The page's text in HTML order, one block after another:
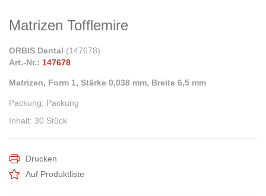
Matrizen Tofflemire
ORBIS Dental (147678)
Art.-Nr.: 147678
Matrizen, Form 1, Stärke 0,038 mm, Breite 6,5 mm
Packung: Packung
Inhalt: 30 Stück
Drucken
Auf Produktliste